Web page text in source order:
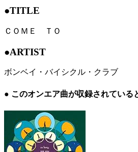
●TITLE
ＣＯＭＥ ＴＯ
●ARTIST
ボンベイ・バイシクル・クラブ
● このオンエア曲が収録されてい